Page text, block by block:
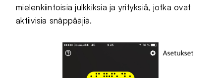
mielenkiintoisia julkkiksia ja yrityksiä, jotka ovat
aktiivisia snäppääjiä.